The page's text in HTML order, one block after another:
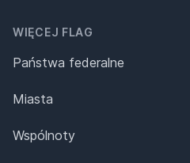
WIĘCEJ FLAG
Państwa federalne
Miasta
Wspólnoty